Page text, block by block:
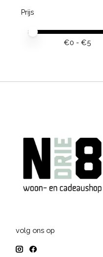
Prijs
Minimale
Price maximum
€0 - €5
volg ons op